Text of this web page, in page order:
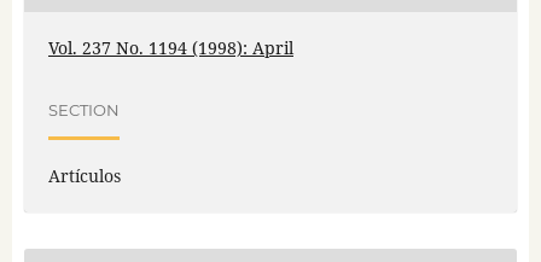
Vol. 237 No. 1194 (1998): April
SECTION
Artículos